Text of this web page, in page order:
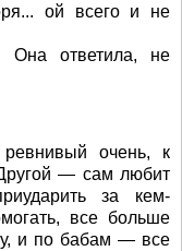
ой всего и не
Она ответила, не
очень, к
— сам любит
за кем-
все больше
и по бабам — все